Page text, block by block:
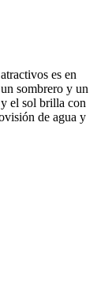
es en
sombrero y un
el sol brilla con
de agua y